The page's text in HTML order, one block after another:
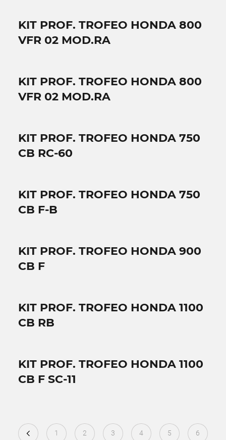
KIT PROF. TROFEO HONDA 800
VFR 02 MOD.RA
KIT PROF. TROFEO HONDA 800
VFR 02 MOD.RA
KIT PROF. TROFEO HONDA 750
CB RC-60
KIT PROF. TROFEO HONDA 750
CB F-B
KIT PROF. TROFEO HONDA 900
CB F
KIT PROF. TROFEO HONDA 1100
CB RB
KIT PROF. TROFEO HONDA 1100
CB F SC-11
1 2 3 4 5 6